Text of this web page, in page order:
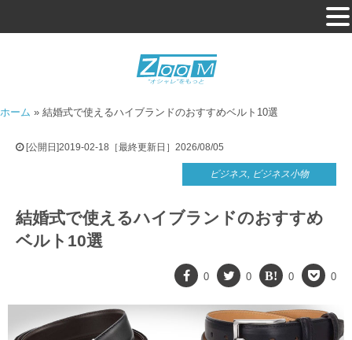
ホーム » 結婚式で使えるハイブランドのおすすめベルト10選
[公開日]2019-02-18［最終更新日］2026/08/05
ビジネス, ビジネス小物
結婚式で使えるハイブランドのおすすめ
ベルト10選
0 0 0 0